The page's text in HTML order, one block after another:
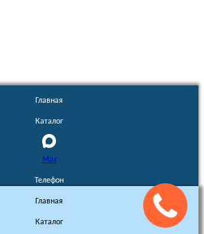
Главная
Каталог
Max
Телефон
Главная
Каталог